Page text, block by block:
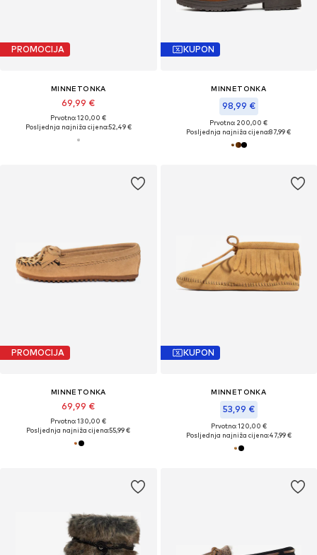
PROMOCIJA
MINNETONKA
69,99 €
Prvotno: 120,00 €
Posljednja najniža cijena:52,49 €
KUPON
MINNETONKA
98,99 €
Prvotno: 200,00 €
Posljednja najniža cijena:87,99 €
PROMOCIJA
MINNETONKA
69,99 €
Prvotno: 130,00 €
Posljednja najniža cijena:55,99 €
KUPON
MINNETONKA
53,99 €
Prvotno: 120,00 €
Posljednja najniža cijena:47,99 €